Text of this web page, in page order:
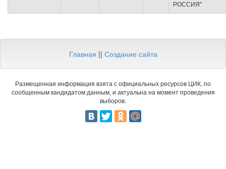
РОССИЯ"
Главная || Создание сайта
Размещенная информация взята с официальных ресурсов ЦИК, по
сообщенным кандидатом данным, и актуальна на момент проведения
выборов.